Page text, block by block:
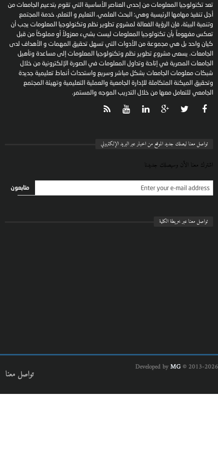
تعد تكنولوجيا المعلومات من إحدى العناصر الأساسية التي تقوم بتدعيم الجامعات من
أجل تنفيذ مهامها الرئيسية وهي: البحث العلمي، التعليم و التعلم، خدمة المجتمع
وتنمية البيئة، فإن الرؤية الفعالة لمشروع تطوير نظم وتكنولوجيا المعلومات يجب أن
تعكس مفهوماً بأن تكنولوجيا المعلومات ليست بشيء معزولاً أو مملوكاً من قبل
كيان واحد بل هي مجموعة من الأدوات التي تسهل تحقيق المهمات و الأهداف لدى
الجامعات. يسعى مشروع تطوير نظم وتكنولوجيا المعلومات إلى مساعدة وتأهيل
الجامعات المصرية في إتاحة وتداول المعلومات في الصورة الإلكترونية من خلال
شبكات معلومات الجامعات بشكل مباشر وسريع واستحداث أنماط تعليمية جديدة
وتحقيق الميكنة المتكاملة للإدارة الجامعية والعملية التعليمية وتهيئة المجتمع
الجامعي للتعامل معها من خلال التدريب الموجه والمستمر.
تواصل معنا ليصلك جديد الموقع من اخبار عبر البريد الإلكتروني
اشترك معنا الأن وسيصلك جديدنا
تواصل معنا عبر خريطة الكلية
Developed byMG© 2013-2026
تواصل معنا